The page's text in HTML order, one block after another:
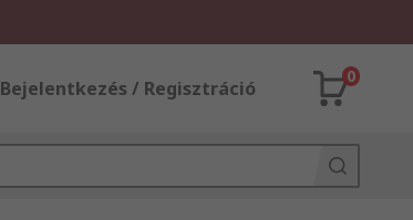
Bejelentkezés / Regisztráció
0